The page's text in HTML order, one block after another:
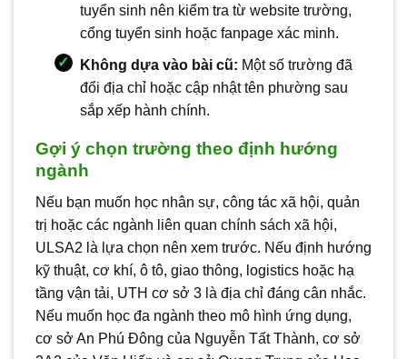
tuyển sinh nên kiểm tra từ website trường,
cổng tuyển sinh hoặc fanpage xác minh.
Không dựa vào bài cũ: Một số trường đã
đổi địa chỉ hoặc cập nhật tên phường sau
sắp xếp hành chính.
Gợi ý chọn trường theo định hướng
ngành
Nếu bạn muốn học nhân sự, công tác xã hội, quản
trị hoặc các ngành liên quan chính sách xã hội,
ULSA2 là lựa chọn nên xem trước. Nếu định hướng
kỹ thuật, cơ khí, ô tô, giao thông, logistics hoặc hạ
tầng vận tải, UTH cơ sở 3 là địa chỉ đáng cân nhắc.
Nếu muốn học đa ngành theo mô hình ứng dụng,
cơ sở An Phú Đông của Nguyễn Tất Thành, cơ sở